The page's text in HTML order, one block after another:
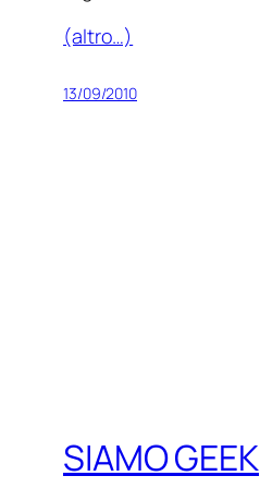
(altro…)
13/09/2010
SIAMO GEEK